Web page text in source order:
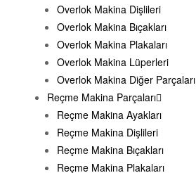
Overlok Makina Dişlileri
Overlok Makina Bıçakları
Overlok Makina Plakaları
Overlok Makina Lüperleri
Overlok Makina Diğer Parçaları
Reçme Makina Parçaları
Reçme Makina Ayakları
Reçme Makina Dişlileri
Reçme Makina Bıçakları
Reçme Makina Plakaları